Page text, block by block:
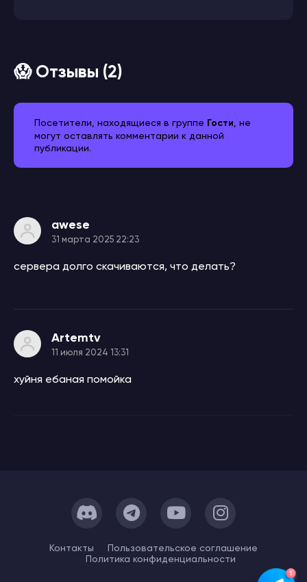
😱 Отзывы (2)
Посетители, находящиеся в группе Гости , не
могут оставлять комментарии к данной
публикации.
awese
31 марта 2025 22:23
сервера долго скачиваются, что делать?
Artemtv
11 июля 2024 13:31
хуйня ебаная помойка
Контакты
Пользовательское cоглашение
Политика конфиденциальности